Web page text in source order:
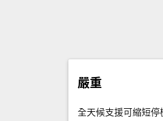
嚴重
全天候支援可縮短停